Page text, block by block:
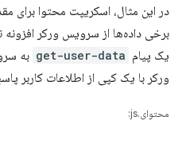
در این مثال، اسکریپت محتوا برای
برخی داده‌ها از سرویس ورکر افزونه
یک پیام get-user-data به
ورکر با یک کپی از اطلاعات کاربر
محتوای.js: